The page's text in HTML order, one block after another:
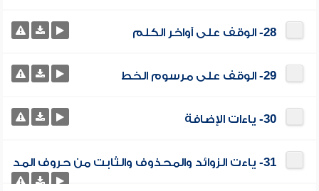
28- الوقف على آواخر الكلم
29- الوقف على مرسوم الخط
30- ياءات الإضافة
31- ياءت الزوائد والمحذوف والثابت من حروف المد